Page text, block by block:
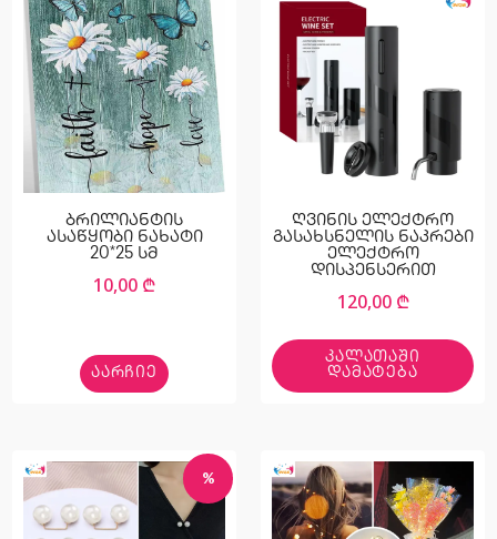
ბრილიანტის
ასაწყობი ნახატი
20*25 სმ
10,00 ₾
ᲐᲐᲠᲩᲘᲔ
ღვინის ელექტრო
გასახსნელის ნაკრები
ელექტრო
დისპენსერით
120,00 ₾
ᲙᲐᲚᲐᲗᲐᲨᲘ
ᲓᲐᲛᲐᲢᲔᲑᲐ
%